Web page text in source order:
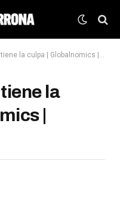
la culpa | Globalnomics | CanalYA
la
|